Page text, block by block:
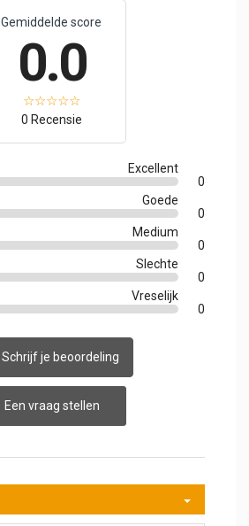
Gemiddelde score
0.0
0 Recensie
Excellent
0
Goede
0
Medium
0
Slechte
0
Vreselijk
0
Schrijf je beoordeling
Een vraag stellen